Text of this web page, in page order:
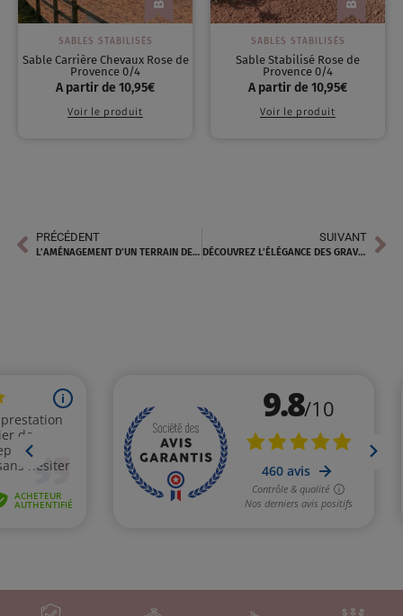
SABLES STABILISÉS
Sable Carrière Chevaux Rose de
Provence 0/4
A partir de 10,95€
Voir le produit
SABLES STABILISÉS
Sable Stabilisé Rose de
Provence 0/4
A partir de 10,95€
Voir le produit
PRÉCÉDENT
L’AMÉNAGEMENT D’UN TERRAIN DE PÉTANQUE AVEC DU SABLE DE MARBRE ROSE À MALLEMORT
SUIVANT
DÉCOUVREZ L’ÉLÉGANCE DES GRAVIERS DÉCORATIFS DE MARBRE ROSE À BAYONS POUR SUBLIMER VOS AMÉNAGEMENTS EXTÉRIEURS